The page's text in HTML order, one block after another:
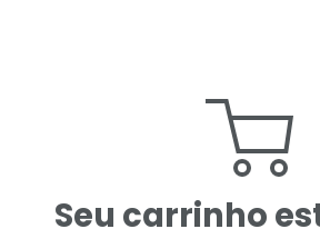
Seu carrinho